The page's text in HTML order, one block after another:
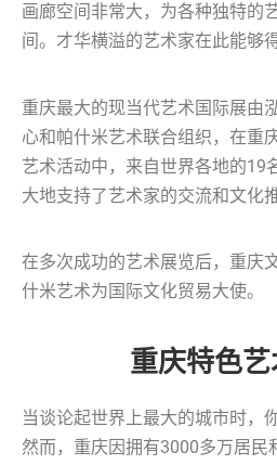
画廊空间非常大，为各种独特的
间。才华横溢的艺术家在此能够
重庆最大的现当代艺术国际展由
心和帕什米艺术联合组织，在重
艺术活动中，来自世界各地的19
大地支持了艺术家的交流和文化推
在多次成功的艺术展览后，重庆
什米艺术为国际文化贸易大使。
重庆特色
当谈论起世界上最大的城市时，
然而，重庆因拥有3000多万居民